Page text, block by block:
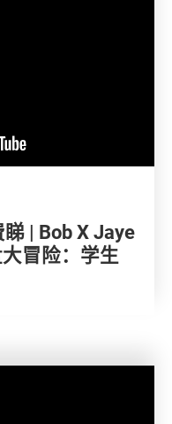
睇 | Bob X Jaye
冒险：学生